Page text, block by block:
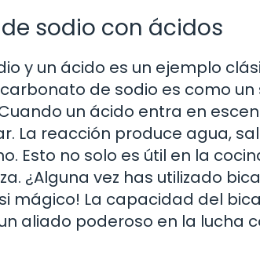
sodio con ácidos
y un ácido es un ejemplo
de sodio es como un
un ácido entra en
La reacción produce agua,
Esto no solo es útil en la
¿Alguna vez has utilizado
mágico! La capacidad del
aliado poderoso en la lucha